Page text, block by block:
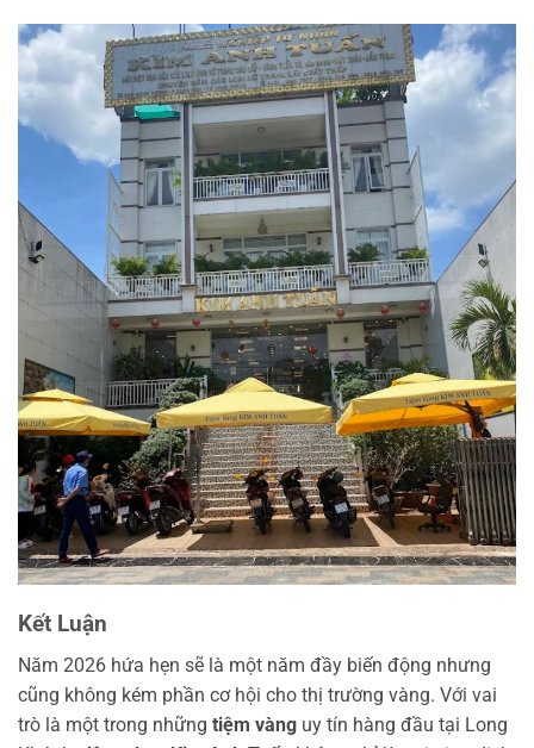
Kết Luận
Năm 2026 hứa hẹn sẽ là một năm đầy biến động nhưng
cũng không kém phần cơ hội cho thị trường vàng. Với vai
trò là một trong những tiệm vàng uy tín hàng đầu tại Long